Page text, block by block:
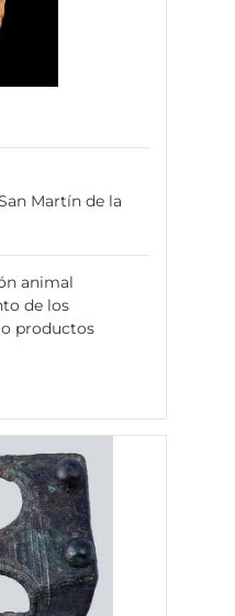
Martín de la
animal
de los
productos